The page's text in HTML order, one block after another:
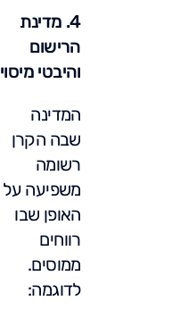
4. מדינת
הרישום
והיבטי מיסוי
המדינה
שבה הקרן
רשומה
משפיעה על
האופן שבו
רווחים
ממוסים.
לדוגמה: